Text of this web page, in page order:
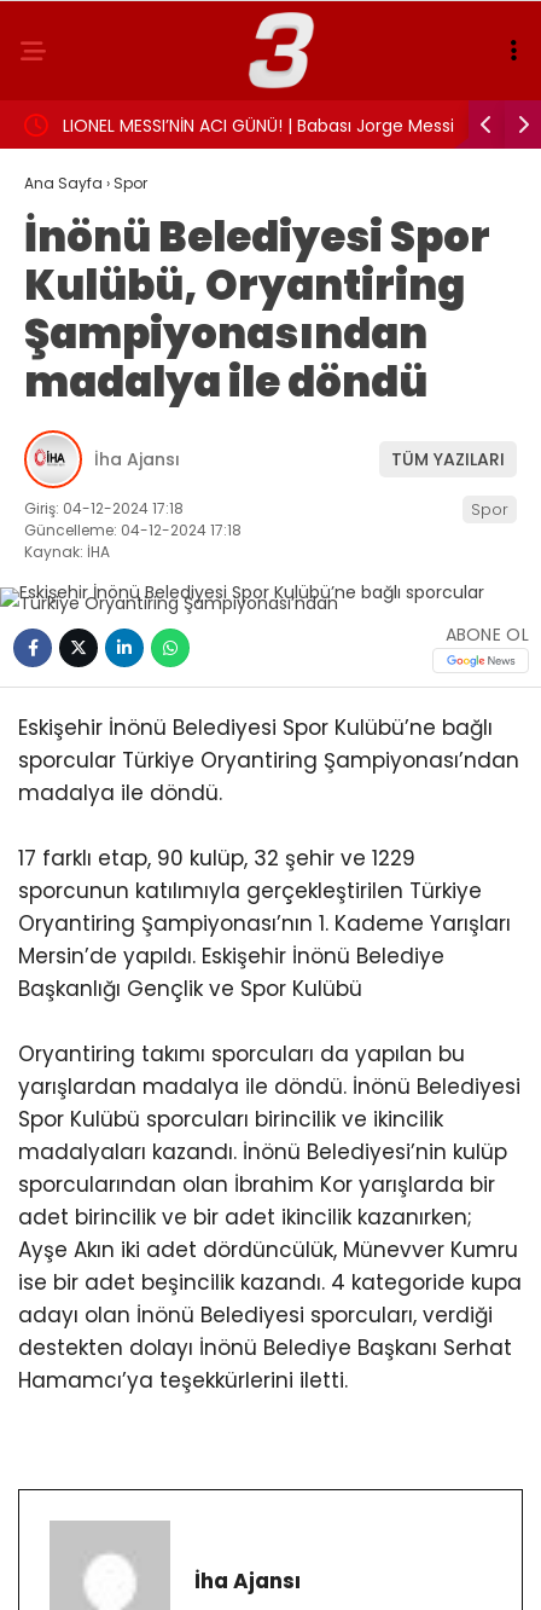
LIONEL MESSI’NİN ACI GÜNÜ! | Babası Jorge Messi
hayatını kaybetti
Ana Sayfa › Spor
İnönü Belediyesi Spor
Kulübü, Oryantiring
Şampiyonasından
madalya ile döndü
İha Ajansı TÜM YAZILARI
Giriş: 04-12-2024 17:18
Güncelleme: 04-12-2024 17:18
Kaynak: İHA
Spor
ABONE OL
Eskişehir İnönü Belediyesi Spor Kulübü’ne bağlı
sporcular Türkiye Oryantiring Şampiyonası’ndan
madalya ile döndü.
17 farklı etap, 90 kulüp, 32 şehir ve 1229
sporcunun katılımıyla gerçekleştirilen Türkiye
Oryantiring Şampiyonası’nın 1. Kademe Yarışları
Mersin’de yapıldı. Eskişehir İnönü Belediye
Başkanlığı Gençlik ve Spor Kulübü
Oryantiring takımı sporcuları da yapılan bu
yarışlardan madalya ile döndü. İnönü Belediyesi
Spor Kulübü sporcuları birincilik ve ikincilik
madalyaları kazandı. İnönü Belediyesi’nin kulüp
sporcularından olan İbrahim Kor yarışlarda bir
adet birincilik ve bir adet ikincilik kazanırken;
Ayşe Akın iki adet dördüncülük, Münevver Kumru
ise bir adet beşincilik kazandı. 4 kategoride kupa
adayı olan İnönü Belediyesi sporcuları, verdiği
destekten dolayı İnönü Belediye Başkanı Serhat
Hamamcı’ya teşekkürlerini iletti.
İha Ajansı